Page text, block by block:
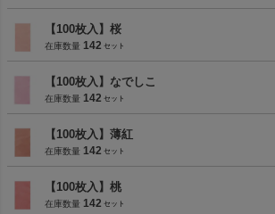
【100枚入】桜
在庫数量 142
【100枚入】なでしこ
在庫数量 142
【100枚入】薄紅
在庫数量 142
【100枚入】桃
在庫数量 142